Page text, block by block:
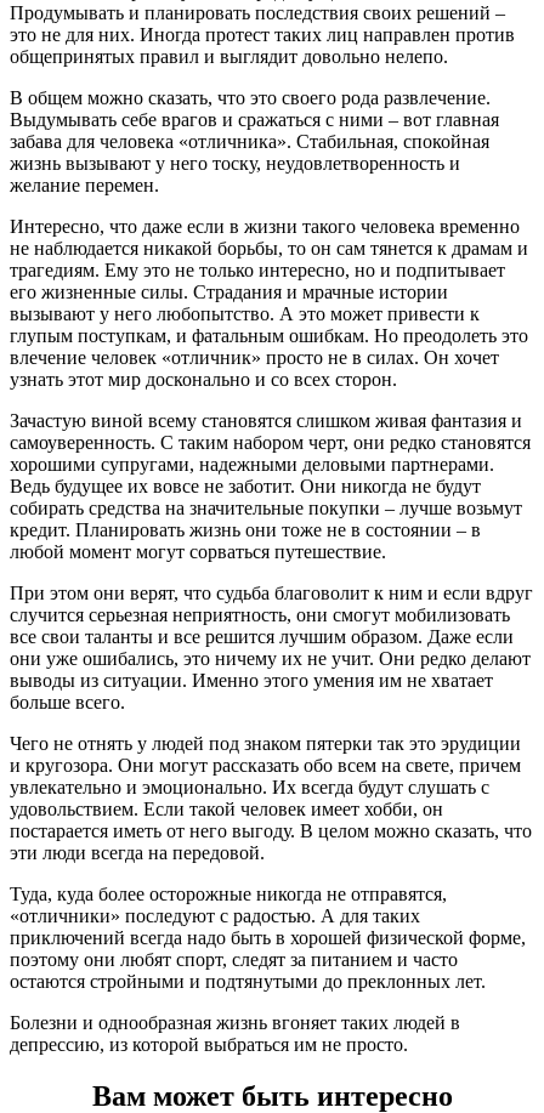
Продумывать и планировать последствия своих решений –
это не для них. Иногда протест таких лиц направлен против
общепринятых правил и выглядит довольно нелепо.
В общем можно сказать, что это своего рода развлечение.
Выдумывать себе врагов и сражаться с ними – вот главная
забава для человека «отличника». Стабильная, спокойная
жизнь вызывают у него тоску, неудовлетворенность и
желание перемен.
Интересно, что даже если в жизни такого человека временно
не наблюдается никакой борьбы, то он сам тянется к драмам и
трагедиям. Ему это не только интересно, но и подпитывает
его жизненные силы. Страдания и мрачные истории
вызывают у него любопытство. А это может привести к
глупым поступкам, и фатальным ошибкам. Но преодолеть это
влечение человек «отличник» просто не в силах. Он хочет
узнать этот мир досконально и со всех сторон.
Зачастую виной всему становятся слишком живая фантазия и
самоуверенность. С таким набором черт, они редко становятся
хорошими супругами, надежными деловыми партнерами.
Ведь будущее их вовсе не заботит. Они никогда не будут
собирать средства на значительные покупки – лучше возьмут
кредит. Планировать жизнь они тоже не в состоянии – в
любой момент могут сорваться путешествие.
При этом они верят, что судьба благоволит к ним и если вдруг
случится серьезная неприятность, они смогут мобилизовать
все свои таланты и все решится лучшим образом. Даже если
они уже ошибались, это ничему их не учит. Они редко делают
выводы из ситуации. Именно этого умения им не хватает
больше всего.
Чего не отнять у людей под знаком пятерки так это эрудиции
и кругозора. Они могут рассказать обо всем на свете, причем
увлекательно и эмоционально. Их всегда будут слушать с
удовольствием. Если такой человек имеет хобби, он
постарается иметь от него выгоду. В целом можно сказать, что
эти люди всегда на передовой.
Туда, куда более осторожные никогда не отправятся,
«отличники» последуют с радостью. А для таких
приключений всегда надо быть в хорошей физической форме,
поэтому они любят спорт, следят за питанием и часто
остаются стройными и подтянутыми до преклонных лет.
Болезни и однообразная жизнь вгоняет таких людей в
депрессию, из которой выбраться им не просто.
Вам может быть интересно